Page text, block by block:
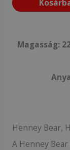
Magasság:
Henney Bear,
A Henney Bear